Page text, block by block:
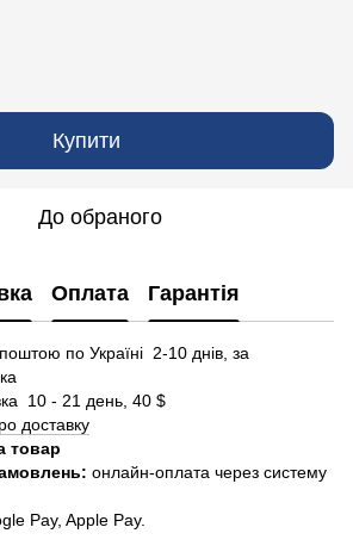
Купити
До обраного
Оплата Гарантія
по Україні 2-10 днів, за
10 - 21 день, 40 $
доставку
товар
онлайн-оплата через систему
Pay, Apple Pay.